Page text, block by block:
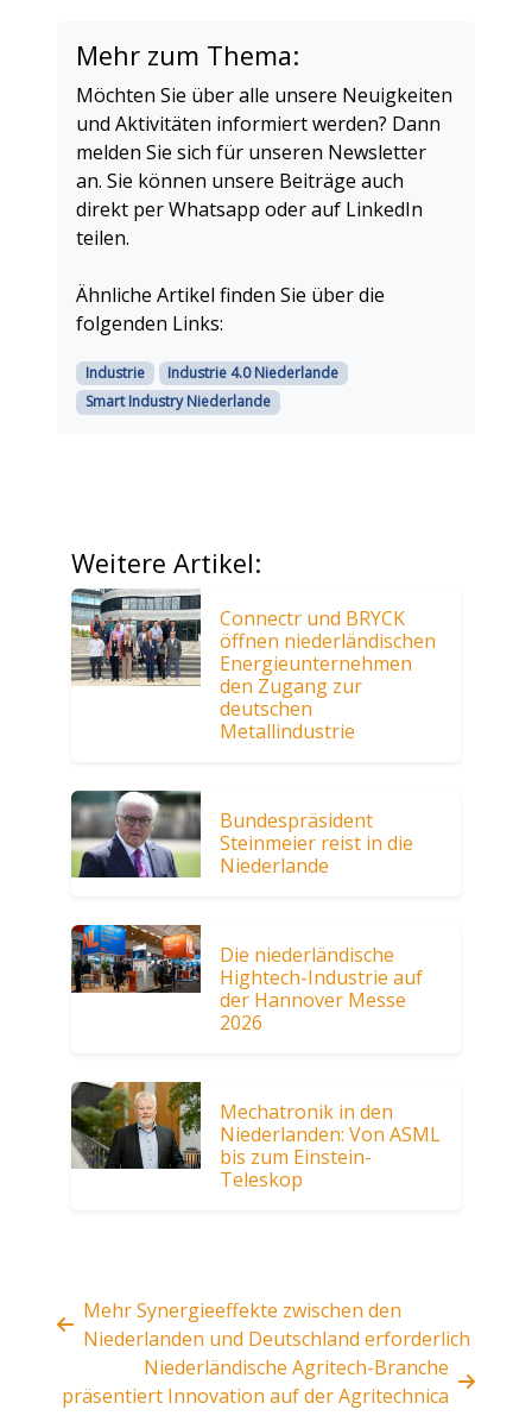
Mehr zum Thema:
Möchten Sie über alle unsere Neuigkeiten
und Aktivitäten informiert werden? Dann
melden Sie sich für unseren Newsletter
an. Sie können unsere Beiträge auch
direkt per Whatsapp oder auf LinkedIn
teilen.
Ähnliche Artikel finden Sie über die
folgenden Links:
Industrie
Industrie 4.0 Niederlande
Smart Industry Niederlande
Weitere Artikel:
Connectr und BRYCK
öffnen niederländischen
Energieunternehmen
den Zugang zur
deutschen
Metallindustrie
Bundespräsident
Steinmeier reist in die
Niederlande
Die niederländische
Hightech-Industrie auf
der Hannover Messe
2026
Mechatronik in den
Niederlanden: Von ASML
bis zum Einstein-
Teleskop
Mehr Synergieeffekte zwischen den
Niederlanden und Deutschland erforderlich
Niederländische Agritech-Branche
präsentiert Innovation auf der Agritechnica